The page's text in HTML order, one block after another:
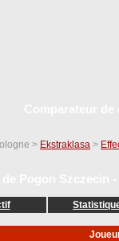
> Ekstraklasa >